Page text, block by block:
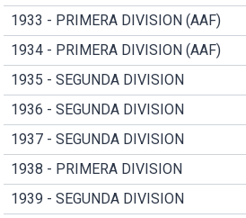
1933 - PRIMERA DIVISION (AAF)
1934 - PRIMERA DIVISION (AAF)
1935 - SEGUNDA DIVISION
1936 - SEGUNDA DIVISION
1937 - SEGUNDA DIVISION
1938 - PRIMERA DIVISION
1939 - SEGUNDA DIVISION